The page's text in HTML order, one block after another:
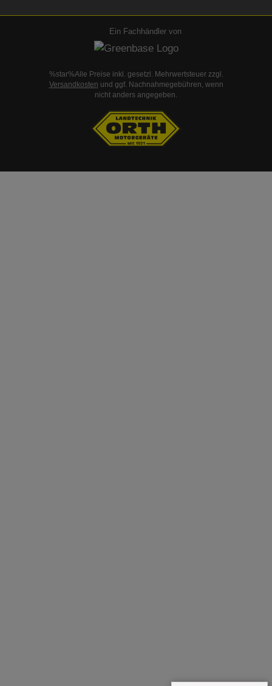
Ein Fachhändler von
%star%Alle Preise inkl. gesetzl. Mehrwertsteuer zzgl.
Versandkosten und ggf. Nachnahmegebühren, wenn
nicht anders angegeben.